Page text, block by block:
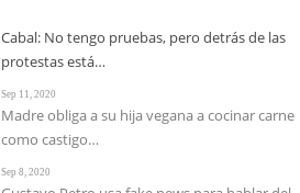
Cabal: No tengo pruebas, pero detrás de las
protestas está…
Sep 11, 2020
Madre obliga a su hija vegana a cocinar carne
como castigo…
Sep 8, 2020